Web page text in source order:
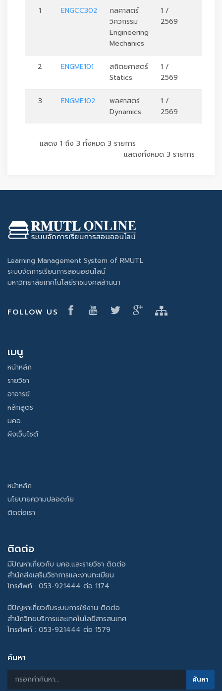
1 ENGCC302
กลศาสตร์
วิศวกรรม
Engineering
Mechanics
1 /
2569
2 ENGME101
สถิตยศาสตร์
Statics
1 /
2569
3 ENGME102
พลศาสตร์
Dynamics
1 /
2569
แสดง 1 ถึง 3 ทั้งหมด 3 รายการ
แสดงทั้งหมด 3 รายการ
Learning Management System of RMUTL
ระบบจัดการเรียนการสอนออนไลน์
มหาวิทยาลัยเทคโนโลยีราชมงคลล้านนา
FOLLOW US
เมนู
หน้าหลัก
รายวิชา
อาจารย์
หลักสูตร
มคอ.
ผังเว็บไซต์
หน้าหลัก
นโยบายความปลอดภัย
ติดต่อเรา
ติดต่อ
มีปัญหาเกี่ยวกับ มคอ.และรายวิชา ติดต่อ
สำนักส่งเสริมวิชาการและงานทะเบียน
โทรศัพท์ : 053-921444 ต่อ 1174
มีปัญหาเกี่ยวกับระบบการใช้งาน ติดต่อ
สำนักวิทยบริการและเทคโนโลยีสารสนเทศ
โทรศัพท์ : 053-921444 ต่อ 1579
ค้นหา